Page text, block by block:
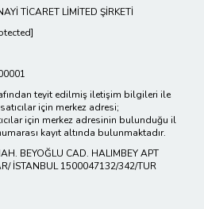
TİCARET LİMİTED ŞİRKETİ
teyit edilmiş iletişim bilgileri ile
için merkez adresi;
için merkez adresinin bulunduğu il
kayıt altında bulunmaktadır.
BEYOĞLU CAD. HALIMBEY APT
İSTANBUL 1500047132/342/TUR